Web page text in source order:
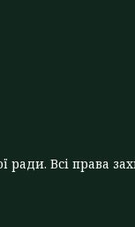
ради. Всі права